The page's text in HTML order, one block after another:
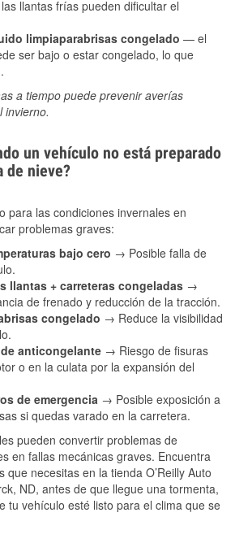
llantas frías pueden dificultar el
limpiaparabrisas congelado — el
ser bajo o estar congelado, lo que
a tiempo puede prevenir averías
invierno.
un vehículo no está preparado
de nieve?
para las condiciones invernales en
problemas graves:
bajo cero → Posible falla de
llantas + carreteras congeladas →
de frenado y reducción de la tracción.
congelado → Reduce la visibilidad
anticongelante → Riesgo de fisuras
o en la culata por la expansión del
de emergencia → Posible exposición a
si quedas varado en la carretera.
pueden convertir problemas de
en fallas mecánicas graves. Encuentra
que necesitas en la tienda O’Reilly Auto
ND, antes de que llegue una tormenta,
tu vehículo esté listo para el clima que se